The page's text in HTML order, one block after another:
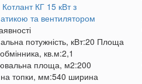
КГ 15 кВт з
та вентилятором
потужність, кВт:20 Площа
кв.м:2,1
площа, м2:200
топки, мм:540 ширина